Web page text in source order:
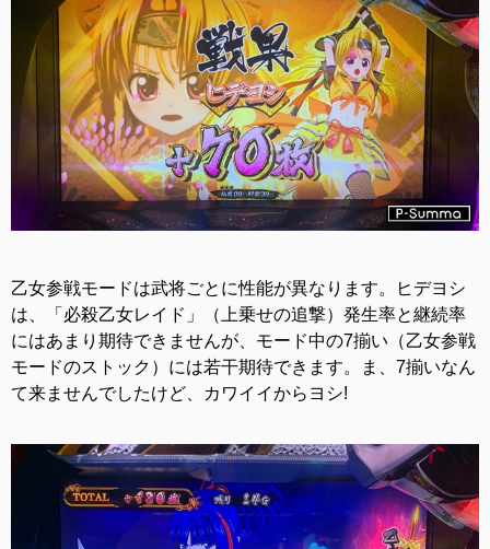
乙女参戦モードは武将ごとに性能が異なります。ヒデヨシ
は、「必殺乙女レイド」（上乗せの追撃）発生率と継続率
にはあまり期待できませんが、モード中の7揃い（乙女参戦
モードのストック）には若干期待できます。ま、7揃いなん
て来ませんでしたけど、カワイイからヨシ!